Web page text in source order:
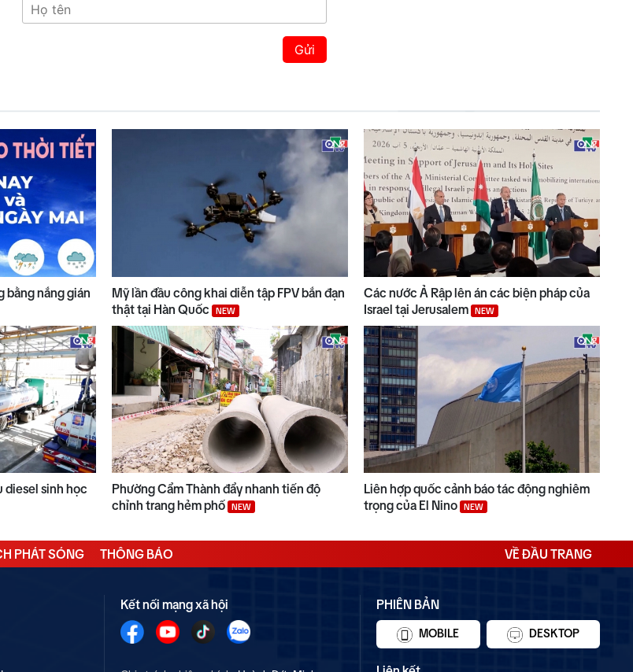
Gửi
bằng nắng gián
Mỹ lần đầu công khai diễn tập FPV bắn đạn
thật tại Hàn Quốc
NEW
Các nước Ả Rập lên án các biện pháp của
Israel tại Jerusalem
NEW
diesel sinh học
Phường Cẩm Thành đẩy nhanh tiến độ
chỉnh trang hẻm phố
NEW
Liên hợp quốc cảnh báo tác động nghiêm
trọng của El Nino
NEW
PHÁT SÓNG THÔNG BÁO VỀ ĐẦU TRANG
Kết nối mạng xã hội PHIÊN BẢN
MOBILE DESKTOP